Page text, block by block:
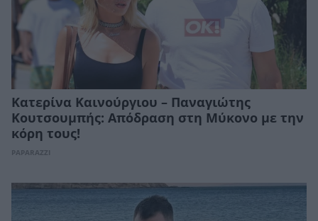
Κατερίνα Καινούργιου – Παναγιώτης
Κουτσουμπής: Απόδραση στη Μύκονο με την
κόρη τους!
PAPARAZZI